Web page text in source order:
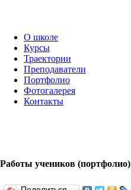
О школе
Курсы
Траектории
Преподаватели
Портфолио
Фотогалерея
Контакты
Работы учеников (портфолио)